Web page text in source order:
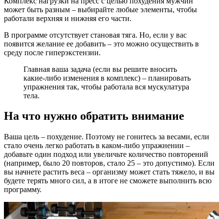
может быть разным – выбирайте любые элементы, чтобы
работали верхняя и нижняя его части.
В программе отсутствует становая тяга. Но, если у вас
появится желание ее добавить – это можно осуществить в
среду после гиперэкстензии.
Главная ваша задача (если вы решите вносить
какие-либо изменения в комплекс) – планировать
упражнения так, чтобы работала вся мускулатура
тела.
На что нужно обратить внимание
Ваша цель – похудение. Поэтому не гонитесь за весами, если
стало очень легко работать в каком-либо упражнении –
добавьте один подход или увеличьте количество повторений
(например, было 20 повторов, стало 25 – это допустимо). Если
вы начнете растить веса – организму может стать тяжело, и вы
будете терять много сил, а в итоге не сможете выполнить всю
программу.